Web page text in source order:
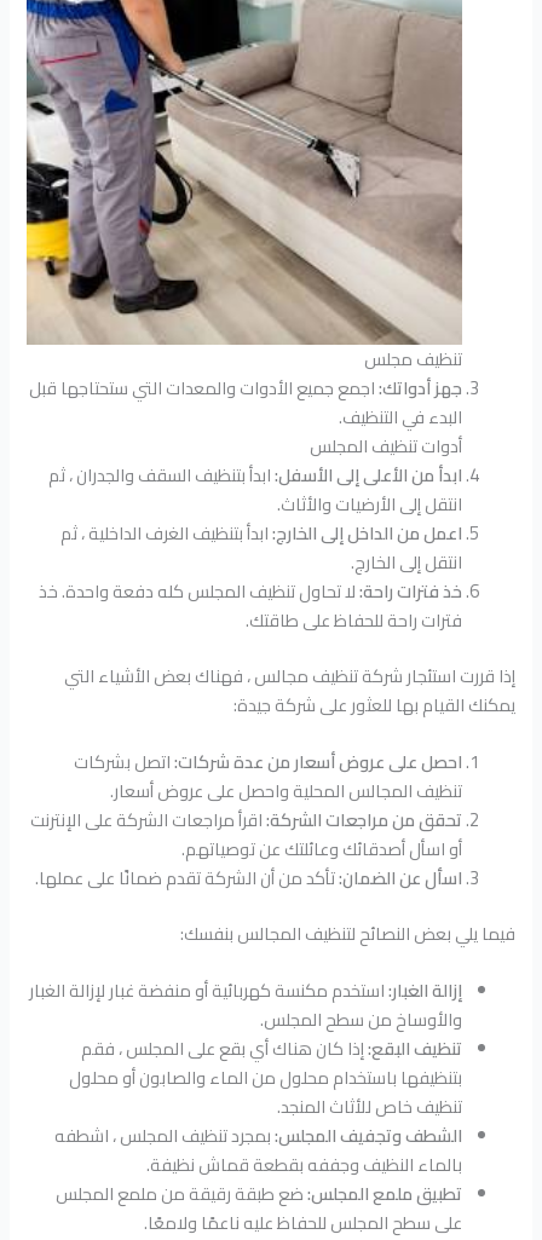
تنظيف مجلس
جهز أدواتك:اجمع جميع الأدوات والمعدات التي ستحتاجها قبل
البدء في التنظيف.
أدوات تنظيف المجلس
ابدأ من الأعلى إلى الأسفل:ابدأ بتنظيف السقف والجدران ، ثم
انتقل إلى الأرضيات والأثاث.
اعمل من الداخل إلى الخارج:ابدأ بتنظيف الغرف الداخلية ، ثم
انتقل إلى الخارج.
خذ فترات راحة:لا تحاول تنظيف المجلس كله دفعة واحدة. خذ
فترات راحة للحفاظ على طاقتك.
إذا قررت استئجار شركة تنظيف مجالس ، فهناك بعض الأشياء التي
يمكنك القيام بها للعثور على شركة جيدة:
احصل على عروض أسعار من عدة شركات:اتصل بشركات
تنظيف المجالس المحلية واحصل على عروض أسعار.
تحقق من مراجعات الشركة:اقرأ مراجعات الشركة على الإنترنت
أو اسأل أصدقائك وعائلتك عن توصياتهم.
اسأل عن الضمان:تأكد من أن الشركة تقدم ضمانًا على عملها.
فيما يلي بعض النصائح لتنظيف المجالس بنفسك:
إزالة الغبار:استخدم مكنسة كهربائية أو منفضة غبار لإزالة الغبار
والأوساخ من سطح المجلس.
تنظيف البقع:إذا كان هناك أي بقع على المجلس ، فقم
بتنظيفها باستخدام محلول من الماء والصابون أو محلول
تنظيف خاص للأثاث المنجد.
الشطف وتجفيف المجلس:بمجرد تنظيف المجلس ، اشطفه
بالماء النظيف وجففه بقطعة قماش نظيفة.
تطبيق ملمع المجلس:ضع طبقة رقيقة من ملمع المجلس
على سطح المجلس للحفاظ عليه ناعمًا ولامعًا.